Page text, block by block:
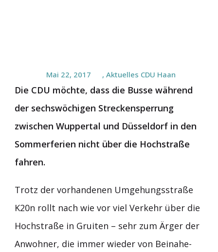
Mai 22, 2017 , Aktuelles CDU Haan
Die CDU möchte, dass die Busse während
der sechswöchigen Streckensperrung
zwischen Wuppertal und Düsseldorf in den
Sommerferien nicht über die Hochstraße
fahren.
Trotz der vorhandenen Umgehungsstraße
K20n rollt nach wie vor viel Verkehr über die
Hochstraße in Gruiten – sehr zum Ärger der
Anwohner, die immer wieder von Beinahe-